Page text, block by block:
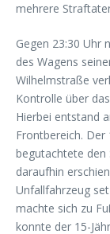
mehrere
Gegen 23:30 Uhr
des Wagens
Wilhelmstraße
Kontrolle über
Hierbei entstand
Frontbereich. Der
begutachtete den
daraufhin
Unfallfahrzeug
machte sich zu
konnte der 15-